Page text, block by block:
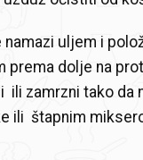
uljem i
prema dolje na
ili zamrzni tako da
ili štapnim